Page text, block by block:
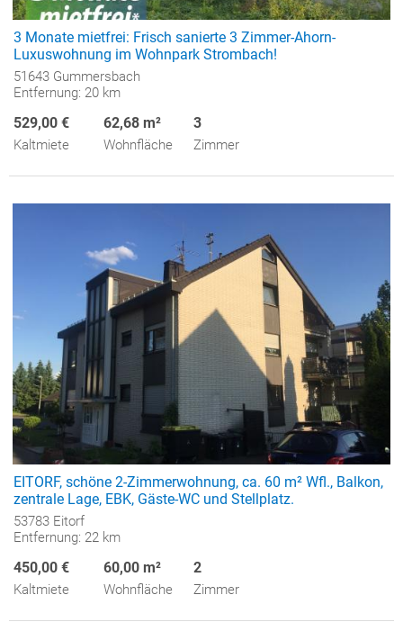
3 Monate mietfrei: Frisch sanierte 3 Zimmer-Ahorn-
Luxuswohnung im Wohnpark Strombach!
51643 Gummersbach
Entfernung: 20 km
529,00 €
Kaltmiete
62,68 m²
Wohnfläche
3
Zimmer
EITORF, schöne 2-Zimmerwohnung, ca. 60 m² Wfl., Balkon,
zentrale Lage, EBK, Gäste-WC und Stellplatz.
53783 Eitorf
Entfernung: 22 km
450,00 €
Kaltmiete
60,00 m²
Wohnfläche
2
Zimmer